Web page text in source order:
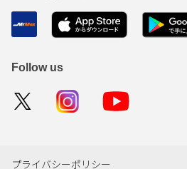
Follow us
プライバシーポリシー